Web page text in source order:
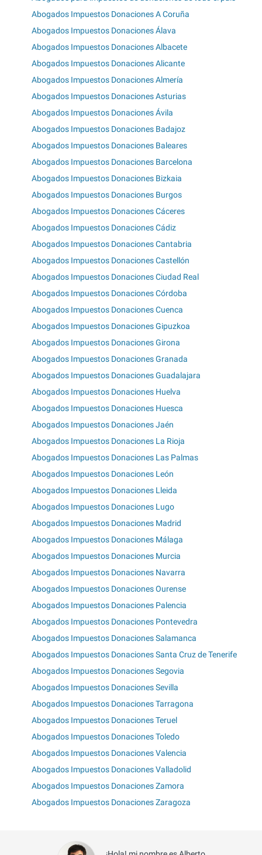
Abogados Impuestos Donaciones A Coruña
Abogados Impuestos Donaciones Álava
Abogados Impuestos Donaciones Albacete
Abogados Impuestos Donaciones Alicante
Abogados Impuestos Donaciones Almería
Abogados Impuestos Donaciones Asturias
Abogados Impuestos Donaciones Ávila
Abogados Impuestos Donaciones Badajoz
Abogados Impuestos Donaciones Baleares
Abogados Impuestos Donaciones Barcelona
Abogados Impuestos Donaciones Bizkaia
Abogados Impuestos Donaciones Burgos
Abogados Impuestos Donaciones Cáceres
Abogados Impuestos Donaciones Cádiz
Abogados Impuestos Donaciones Cantabria
Abogados Impuestos Donaciones Castellón
Abogados Impuestos Donaciones Ciudad Real
Abogados Impuestos Donaciones Córdoba
Abogados Impuestos Donaciones Cuenca
Abogados Impuestos Donaciones Gipuzkoa
Abogados Impuestos Donaciones Girona
Abogados Impuestos Donaciones Granada
Abogados Impuestos Donaciones Guadalajara
Abogados Impuestos Donaciones Huelva
Abogados Impuestos Donaciones Huesca
Abogados Impuestos Donaciones Jaén
Abogados Impuestos Donaciones La Rioja
Abogados Impuestos Donaciones Las Palmas
Abogados Impuestos Donaciones León
Abogados Impuestos Donaciones Lleida
Abogados Impuestos Donaciones Lugo
Abogados Impuestos Donaciones Madrid
Abogados Impuestos Donaciones Málaga
Abogados Impuestos Donaciones Murcia
Abogados Impuestos Donaciones Navarra
Abogados Impuestos Donaciones Ourense
Abogados Impuestos Donaciones Palencia
Abogados Impuestos Donaciones Pontevedra
Abogados Impuestos Donaciones Salamanca
Abogados Impuestos Donaciones Santa Cruz de Tenerife
Abogados Impuestos Donaciones Segovia
Abogados Impuestos Donaciones Sevilla
Abogados Impuestos Donaciones Tarragona
Abogados Impuestos Donaciones Teruel
Abogados Impuestos Donaciones Toledo
Abogados Impuestos Donaciones Valencia
Abogados Impuestos Donaciones Valladolid
Abogados Impuestos Donaciones Zamora
Abogados Impuestos Donaciones Zaragoza